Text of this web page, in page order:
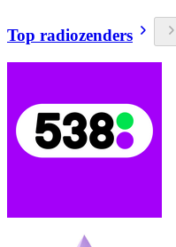
Top radiozenders